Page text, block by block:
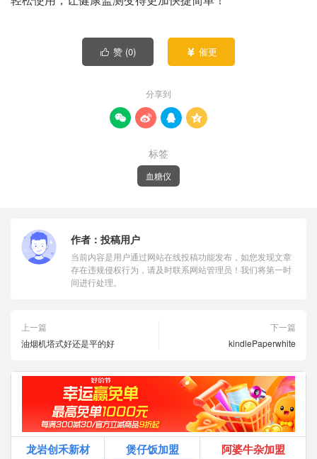
 赞 (0)  催更
分享到
   
标签
血糖仪
作者： 投稿用户
当前内容是用户通过网站在线投稿功能发布，如您发现文章
存在违规侵权行为，请及时联系网站管理员！我们将第一时
间进行处理。
上一篇
油烟机塔式好还是平的好
下一篇
kindlePaperwhite
龙岩创禾新材 煲仔饭加盟
阿婆牛杂加盟